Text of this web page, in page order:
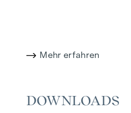
Die Wohnung befindet
Die Raumhöhe beträgt ca.
Mehr erfahren
DOWNLOADS